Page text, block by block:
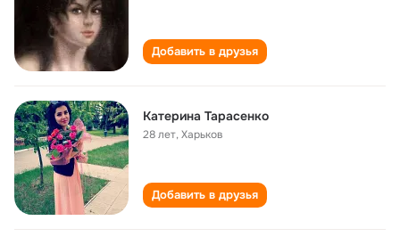
Добавить в друзья
Катерина Тарасенко
28 лет,Харьков
Добавить в друзья